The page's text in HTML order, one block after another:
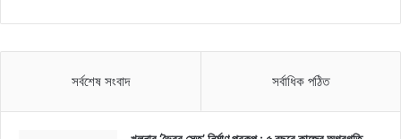
সর্বশেষ সংবাদ সর্বাধিক পঠিত